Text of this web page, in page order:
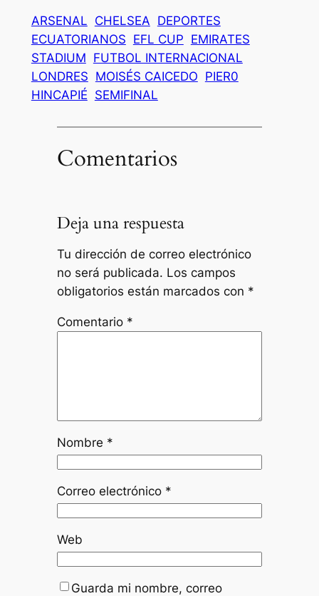
ARSENAL CHELSEA DEPORTES
ECUATORIANOS EFL CUP EMIRATES
STADIUM FUTBOL INTERNACIONAL
LONDRES MOISÉS CAICEDO PIER0
HINCAPIÉ SEMIFINAL
Comentarios
Deja una respuesta
Tu dirección de correo electrónico
no será publicada. Los campos
obligatorios están marcados con *
Comentario *
Nombre *
Correo electrónico *
Web
Guarda mi nombre, correo